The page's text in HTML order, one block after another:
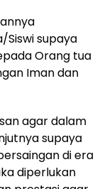
Siswi supaya
Orang tua
Iman dan
agar dalam
supaya
di era
diperlukan